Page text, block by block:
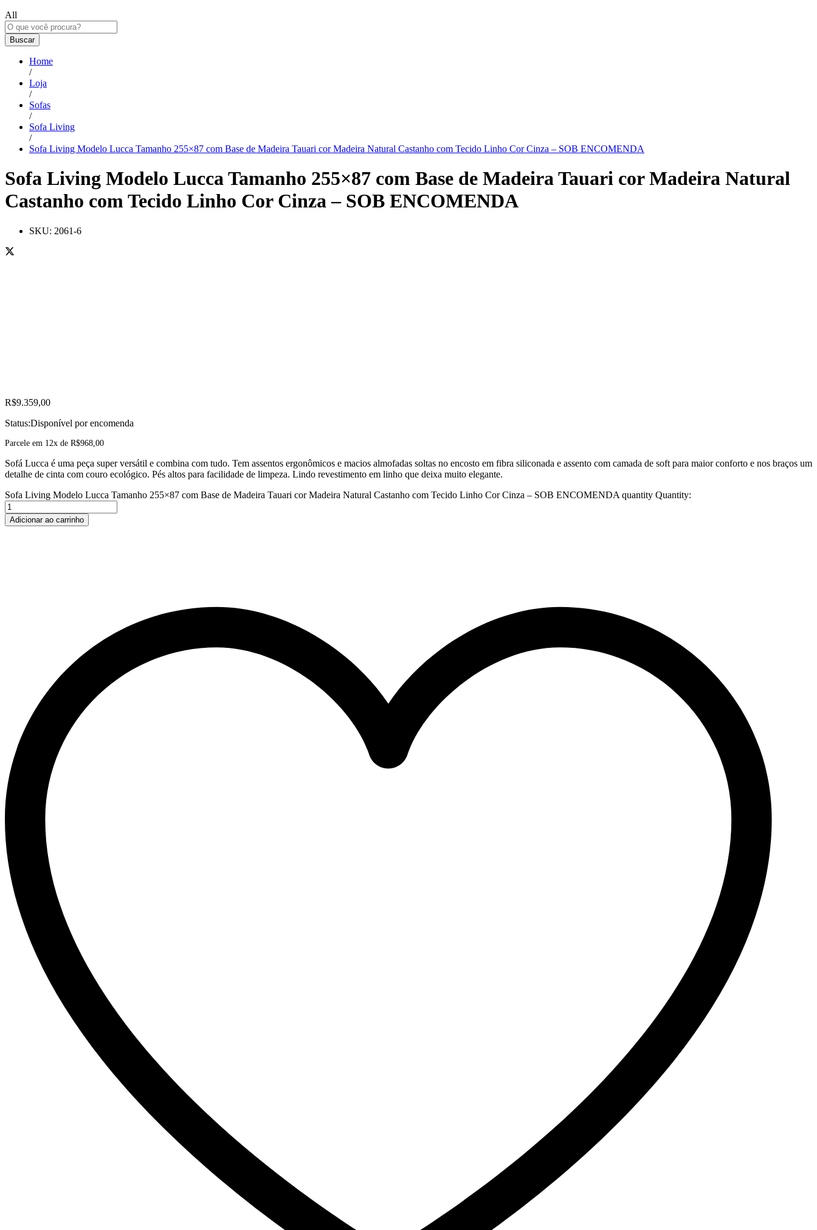
All
Buscar
Home
/
Loja
/
Sofas
/
Sofa Living
/
Sofa Living Modelo Lucca Tamanho 255×87 com Base de Madeira Tauari cor Madeira Natural Castanho com Tecido Linho Cor Cinza – SOB ENCOMENDA
Sofa Living Modelo Lucca Tamanho 255×87 com Base de Madeira Tauari cor Madeira Natural
Castanho com Tecido Linho Cor Cinza – SOB ENCOMENDA
SKU: 2061-6
R$9.359,00
Status:Disponível por encomenda
Parcele em 12x de R$968,00
Sofá Lucca é uma peça super versátil e combina com tudo. Tem assentos ergonômicos e macios almofadas soltas no encosto em fibra siliconada e assento com camada de soft para maior conforto e nos braços um
detalhe de cinta com couro ecológico. Pés altos para facilidade de limpeza. Lindo revestimento em linho que deixa muito elegante.
Sofa Living Modelo Lucca Tamanho 255×87 com Base de Madeira Tauari cor Madeira Natural Castanho com Tecido Linho Cor Cinza – SOB ENCOMENDA quantity Quantity:
Adicionar ao carrinho